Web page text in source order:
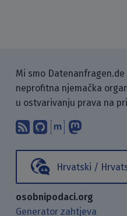
Mi smo
neprofitna njemačka
u ostvarivanju prava na
Pretplati se na
Pronađi nas
Hrvatski /
osobnipodaci.org
Generator zahtjeva